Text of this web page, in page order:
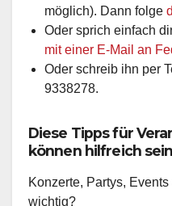
möglich). Dann folge
Oder sprich einfach
mit einer E-Mail an
Oder schreib ihn per
9338278.
Diese Tipps für
können hilfreich
Konzerte, Partys,
wichtig?